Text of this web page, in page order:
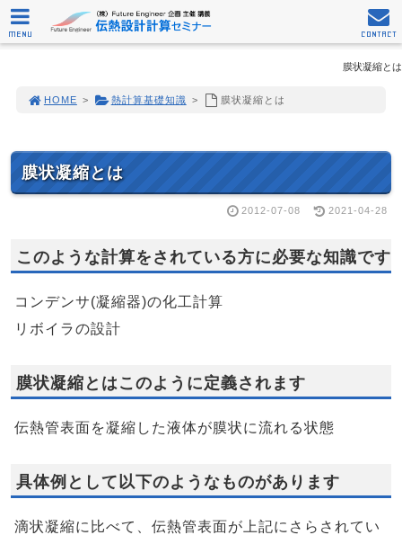
膜状凝縮とは
HOME > 熱計算基礎知識 > 膜状凝縮とは
膜状凝縮とは
2012-07-08 2021-04-28
このような計算をされている方に必要な知識です
コンデンサ(凝縮器)の化工計算
リボイラの設計
膜状凝縮とはこのように定義されます
伝熱管表面を凝縮した液体が膜状に流れる状態
具体例として以下のようなものがあります
滴状凝縮に比べて、伝熱管表面が上記にさらされてい
MENU CONTACT